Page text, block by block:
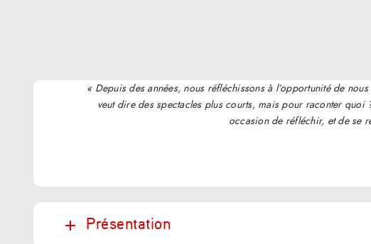
« Depuis des années, nous réfléchissons à l’opportunité de
veut dire des spectacles plus courts, mais pour raconter quoi
occasion de réfléchir, et de se
Présentation